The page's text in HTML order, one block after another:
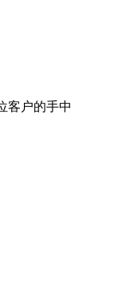
客户的手中